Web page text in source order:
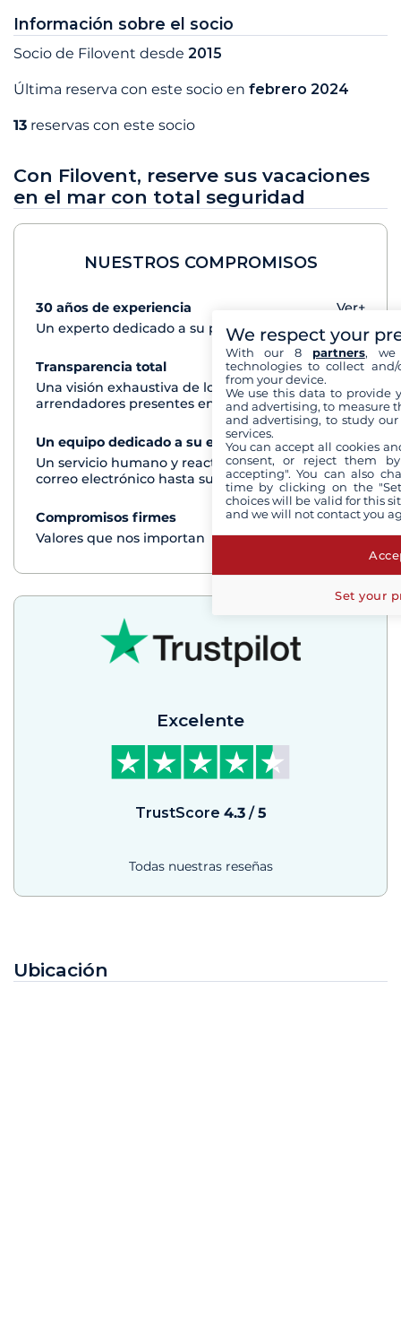
Información sobre el socio
Socio de Filovent desde 2015
Última reserva con este socio en febrero 2024
13 reservas con este socio
Con Filovent, reserve sus vacaciones
en el mar con total seguridad
NUESTROS COMPROMISOS
30 años de experiencia
Ver+
Un experto dedicado a su proyecto de crucero
Transparencia total
Ver+
Una visión exhaustiva de los barcos de todos los
arrendadores presentes en cada destino
Un equipo dedicado a su experiencia
Ver+
Un servicio humano y reactivo por teléfono o
correo electrónico hasta su regreso del crucero
Compromisos firmes
Ver+
Valores que nos importan
Excelente
TrustScore 4.3/5
Todas nuestras reseñas
Ubicación
We respect your
With our 8 partners, we
technologies to collect
from your device.
We use this data to provide
and advertising, to measure
and advertising, to study
services.
You can accept all cookies
consent, or reject them
accepting". You can also
time by clicking on the
choices will be valid for this
and we will not contact you
Set your